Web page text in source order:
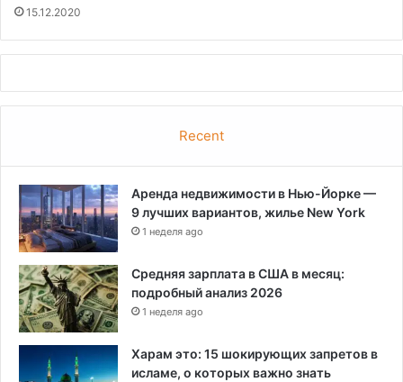
15.12.2020
Recent
Аренда недвижимости в Нью-Йорке —
9 лучших вариантов, жилье New York
1 неделя ago
Средняя зарплата в США в месяц:
подробный анализ 2026
1 неделя ago
Харам это: 15 шокирующих запретов в
исламе, о которых важно знать